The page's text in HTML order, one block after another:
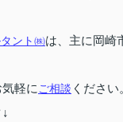
ント㈱は、主に岡崎
軽に ご相談 ください